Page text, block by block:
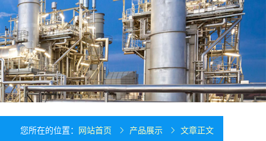
您所在的位置： 网站首页 产品展示 文章正文